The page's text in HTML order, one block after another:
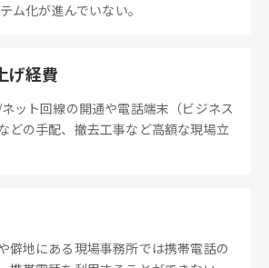
ム化が進んでいない。
げ経費
ット回線の開通や電話端末（ビジネス
どの手配、撤去工事など高額な現場立
僻地にある現場事務所では携帯電話の